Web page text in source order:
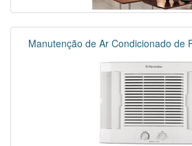
Manutenção de Ar Condicionado de